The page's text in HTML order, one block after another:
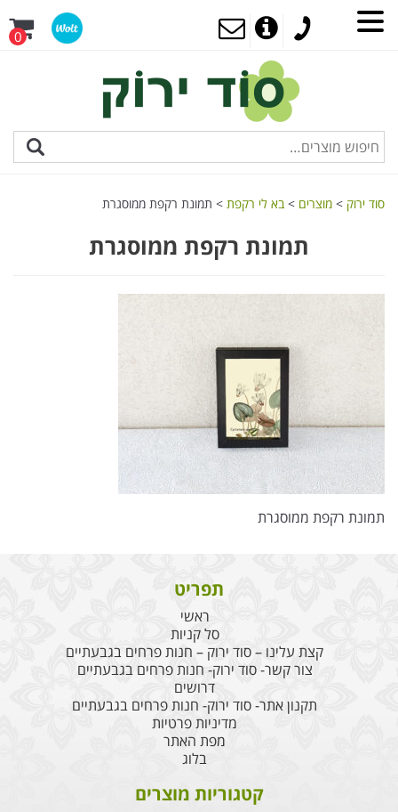
0
סוד ירוק > מוצרים >בא לי רקפת > תמונת רקפת ממוסגרת
תמונת רקפת ממוסגרת
תמונת רקפת ממוסגרת
תפריט
ראשי
סל קניות
קצת עלינו – סוד ירוק – חנות פרחים בגבעתיים
צור קשר- סוד ירוק- חנות פרחים בגבעתיים
דרושים
תקנון אתר- סוד ירוק- חנות פרחים בגבעתיים
מדיניות פרטיות
מפת האתר
בלוג
קטגוריות מוצרים